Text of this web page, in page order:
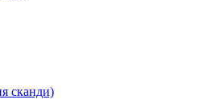
сканди)